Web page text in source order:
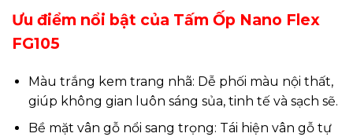
Ưu điểm nổi bật của Tấm Ốp Nano Flex
FG105
Màu trắng kem trang nhã: Dễ phối màu nội thất,
giúp không gian luôn sáng sủa, tinh tế và sạch sẽ.
Bề mặt vân gỗ nổi sang trọng: Tái hiện vân gỗ tự